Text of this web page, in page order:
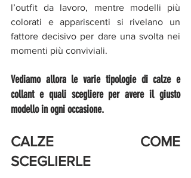
l’outfit da lavoro, mentre modelli più
colorati e appariscenti si rivelano un
fattore decisivo per dare una svolta nei
momenti più conviviali.
Vediamo allora le varie tipologie di calze e
collant e quali scegliere per avere il giusto
modello in ogni occasione.
CALZE COME
SCEGLIERLE